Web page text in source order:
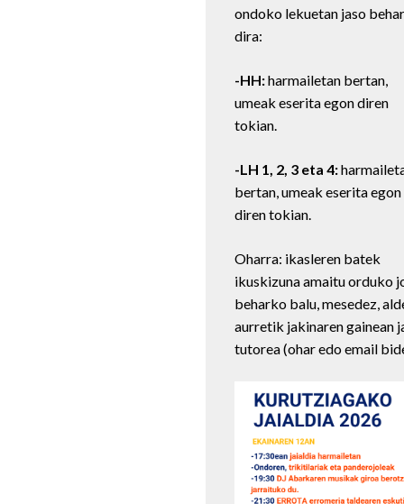
ondoko lekuetan jaso
dira:
-HH:harmailetan bertan,
umeak eserita egon diren
tokian.
-LH 1, 2, 3 eta 4:
bertan, umeak eserita egon
diren tokian.
Oharra: ikasleren batek
ikuskizuna amaitu orduko
beharko balu, mesedez,
aurretik jakinaren gainean
tutorea (ohar edo email